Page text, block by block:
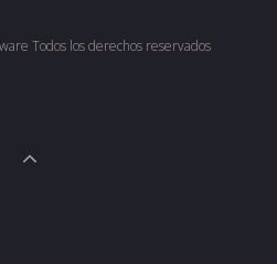
Todos los derechos reservados